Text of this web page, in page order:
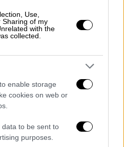
Use,
Sharing of my
with the
collected.
enable storage
cookies on web or
to be sent to
purposes.
πια F-35, αλλά F-
στο
είπε ότι η
στο
θέλει πίσω από την
πουπλήρωσε για
βγουν από το
που τα αεροσκάφη
ποτέ.